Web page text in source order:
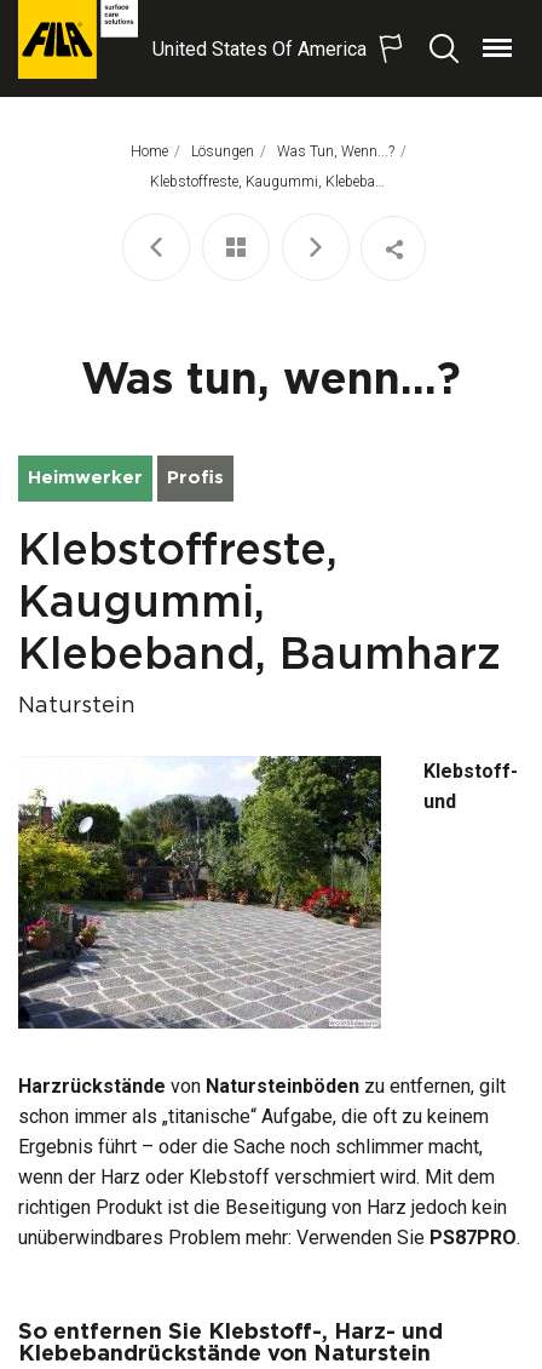
FILA
United States Of America
SuchenMenü
Home Lösungen
Was Tun, Wenn...?
Aktuelle Seite:
Klebstoffreste, Kaugummi, Klebeband, Baumharz
Was tun, wenn...?
Heimwerker Profis
Klebstoffreste,
Kaugummi,
Klebeband, Baumharz
Naturstein
Klebstoff-
und
Harzrückstände von Natursteinböden zu entfernen, gilt
schon immer als „titanische“ Aufgabe, die oft zu keinem
Ergebnis führt – oder die Sache noch schlimmer macht,
wenn der Harz oder Klebstoff verschmiert wird. Mit dem
richtigen Produkt ist die Beseitigung von Harz jedoch kein
unüberwindbares Problem mehr: Verwenden Sie PS87PRO.
So entfernen Sie Klebstoff-, Harz- und
Klebebandrückstände von Naturstein